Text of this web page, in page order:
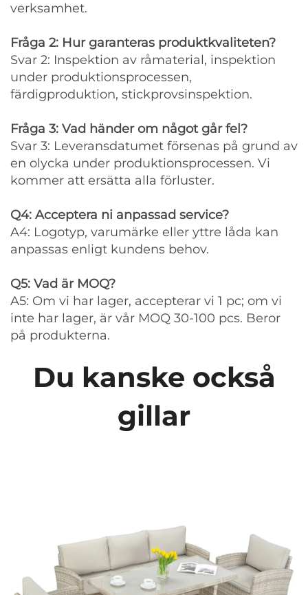
verksamhet.
Fråga 2: Hur garanteras produktkvaliteten?
Svar 2: Inspektion av råmaterial, inspektion
under produktionsprocessen,
färdigproduktion, stickprovsinspektion.
Fråga 3: Vad händer om något går fel?
Svar 3: Leveransdatumet försenas på grund av
en olycka under produktionsprocessen. Vi
kommer att ersätta alla förluster.
Q4: Acceptera ni anpassad service?
A4: Logotyp, varumärke eller yttre låda kan
anpassas enligt kundens behov.
Q5: Vad är MOQ?
A5: Om vi har lager, accepterar vi 1 pc; om vi
inte har lager, är vår MOQ 30-100 pcs. Beror
på produkterna.
Du kanske också
gillar